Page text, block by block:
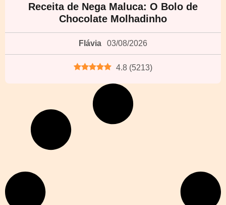
Receita de Nega Maluca: O Bolo de
Chocolate Molhadinho
Flávia 03/08/2026
4.8 (5213)